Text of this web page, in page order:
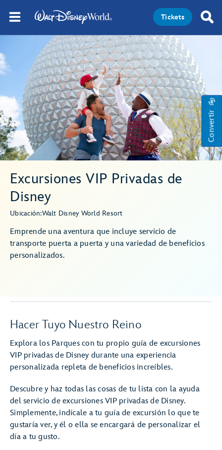
Tickets
Convertir
Excursiones VIP Privadas de
Disney
Ubicación:Walt Disney World Resort
Emprende una aventura que incluye servicio de
transporte puerta a puerta y una variedad de beneficios
personalizados.
Hacer Tuyo Nuestro Reino
Explora los Parques con tu propio guía de excursiones
VIP privadas de Disney durante una experiencia
personalizada repleta de beneficios increíbles.
Descubre y haz todas las cosas de tu lista con la ayuda
del servicio de excursiones VIP privadas de Disney.
Simplemente, indícale a tu guía de excursión lo que te
gustaría ver, y él o ella se encargará de personalizar el
día a tu gusto.